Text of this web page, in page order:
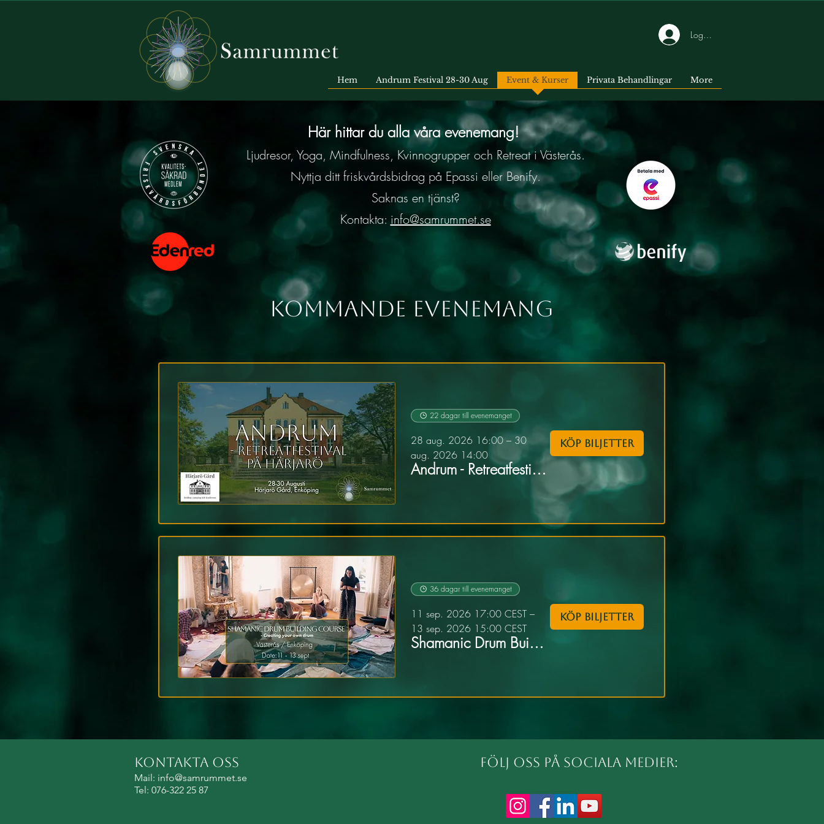
Logga in
Hem Andrum Festival 28-30 Aug Event & Kurser Privata Behandlingar More
Här hittar du alla våra evenemang!
Ljudresor, Yoga, Mindfulness, Kvinnogrupper och Retreat i Västerås.
Nyttja ditt friskvårdsbidrag på Epassi eller Benify.
Saknas en tjänst?
Kontakta: info@samrummet.se
Kommande evenemang
22 dagar till evenemanget
28 aug. 2026 16:00 – 30
aug. 2026 14:00
Andrum - Retreatfestival på Härjarö
Köp biljetter
36 dagar till evenemanget
11 sep. 2026 17:00 CEST –
13 sep. 2026 15:00 CEST
Shamanic Drum Building Course - Creating your own drum
Köp biljetter
Kontakta oss
Mail: info@samrummet.se
Tel: 076-322 25 87
Följ oss på sociala medier: